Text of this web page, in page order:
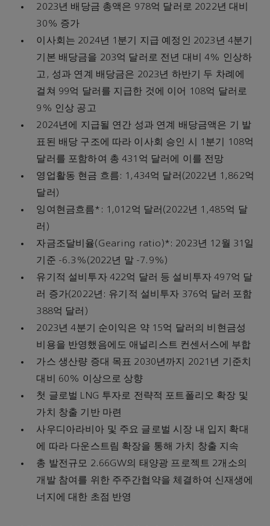
2023년 배당금 총액은 978억 달러로 2022년 대비
30% 증가
이사회는 2024년 1분기 지급 예정인 2023년 4분기
기본 배당금을 203억 달러로 전년 대비 4% 인상하
고, 성과 연계 배당금은 2023년 하반기 두 차례에
걸쳐 99억 달러를 지급한 것에 이어 108억 달러로
9% 인상 공고
2024년에 지급될 연간 성과 연계 배당금액은 기 발
표된 배당 구조에 따라 이사회 승인 시 1분기 108억
달러를 포함하여 총 431억 달러에 이를 전망
영업활동 현금 흐름: 1,434억 달러(2022년 1,862억
달러)
잉여현금흐름*: 1,012억 달러(2022년 1,485억 달
러)
자금조달비율(Gearing ratio)*: 2023년 12월 31일
기준 -6.3%(2022년 말 -7.9%)
유기적 설비투자 422억 달러 등 설비투자 497억 달
러 증가(2022년: 유기적 설비투자 376억 달러 포함
388억 달러)
2023년 4분기 순이익은 약 15억 달러의 비현금성
비용을 반영했음에도 애널리스트 컨센서스에 부합
가스 생산량 증대 목표 2030년까지 2021년 기준치
대비 60% 이상으로 상향
첫 글로벌 LNG 투자로 전략적 포트폴리오 확장 및
가치 창출 기반 마련
사우디아라비아 및 주요 글로벌 시장 내 입지 확대
에 따라 다운스트림 확장을 통해 가치 창출 지속
총 발전규모 2.66GW의 태양광 프로젝트 2개소의
개발 참여를 위한 주주간협약을 체결하여 신재생에
너지에 대한 초점 반영